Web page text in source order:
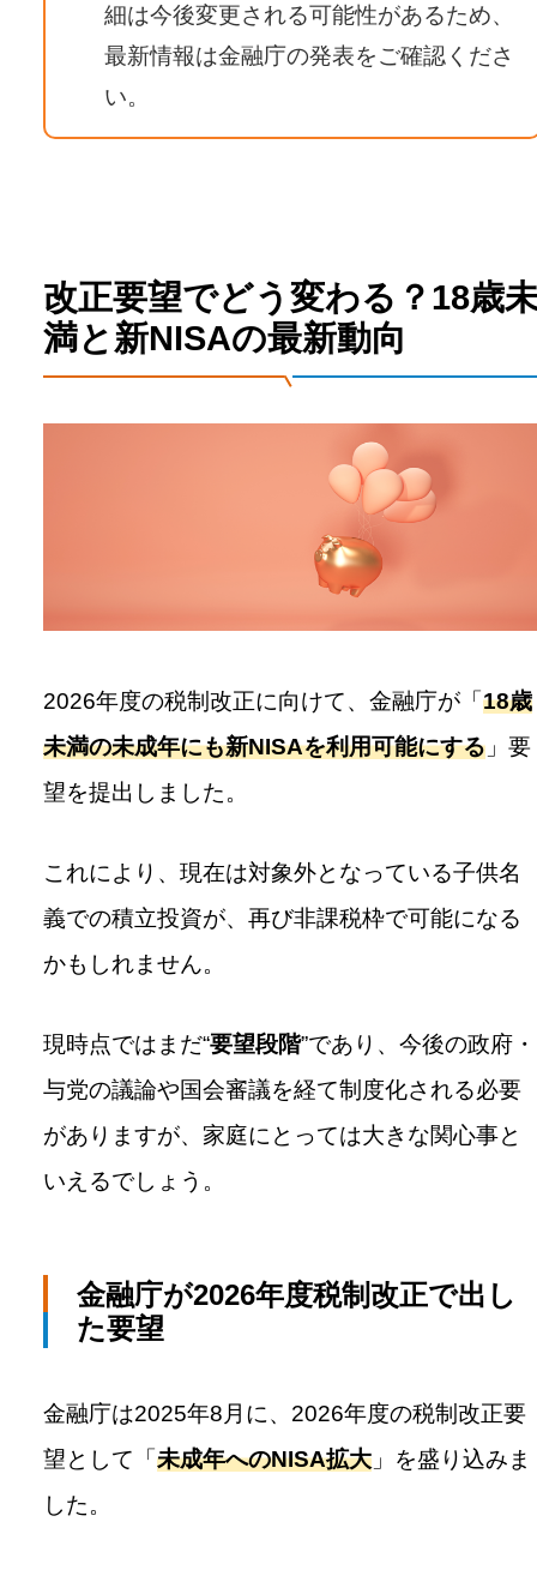
細は今後変更される可能性があるため、
最新情報は金融庁の発表をご確認くださ
い。
改正要望でどう変わる？18歳
満と新NISAの最新動向
2026年度の税制改正に向けて、金融庁が「 18歳
未満の未成年にも新NISAを利用可能にする 」要
望を提出しました。
これにより、現在は対象外となっている子供名
義での積立投資が、再び非課税枠で可能になる
かもしれません。
現時点ではまだ“要望段階”であり、今後の政府・
与党の議論や国会審議を経て制度化される必要
がありますが、家庭にとっては大きな関心事と
いえるでしょう。
金融庁が2026年度税制改正で出し
た要望
金融庁は2025年8月に、2026年度の税制改正要
望として「 未成年へのNISA拡大 」を盛り込みま
した。